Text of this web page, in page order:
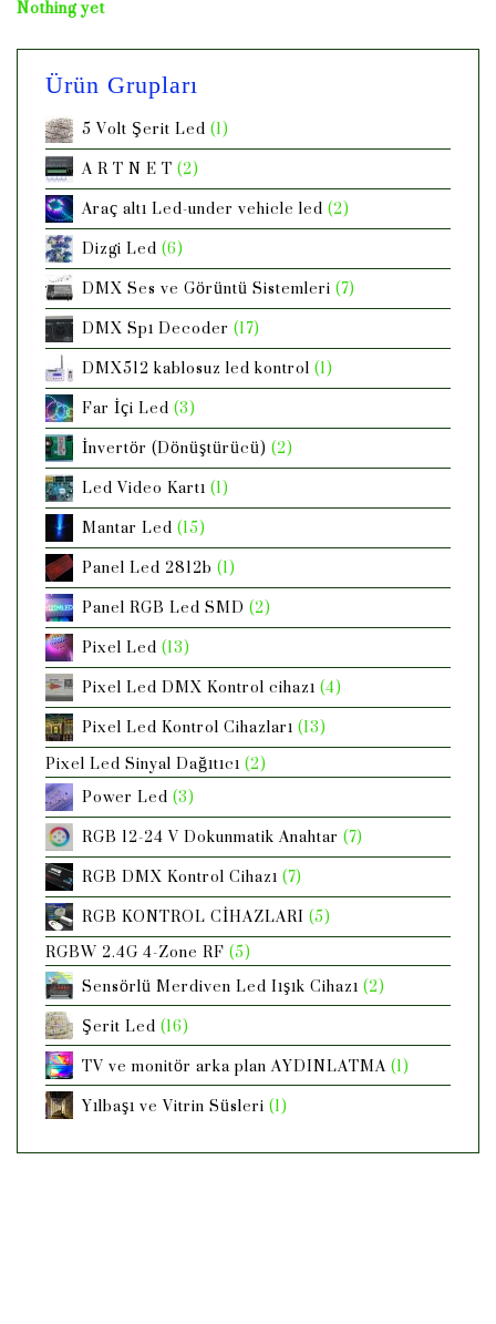
Ürün Grupları
5 Volt Şerit Led(1)
A R T N E T(2)
Araç altı Led-under vehicle led(2)
Dizgi Led(6)
DMX Ses ve Görüntü Sistemleri(7)
DMX Spı Decoder(17)
DMX512 kablosuz led kontrol(1)
Far İçi Led(3)
İnvertör (Dönüştürücü)(2)
Led Video Kartı(1)
Mantar Led(15)
Panel Led 2812b(1)
Panel RGB Led SMD(2)
Pixel Led(13)
Pixel Led DMX Kontrol cihazı(4)
Pixel Led Kontrol Cihazları(13)
Pixel Led Sinyal Dağıtıcı(2)
Power Led(3)
RGB 12-24 V Dokunmatik Anahtar(7)
RGB DMX Kontrol Cihazı(7)
RGB KONTROL CİHAZLARI(5)
RGBW 2.4G 4-Zone RF(5)
Sensörlü Merdiven Led Iışık Cihazı(2)
Şerit Led(16)
TV ve monitör arka plan AYDINLATMA(1)
Yılbaşı ve Vitrin Süsleri(1)